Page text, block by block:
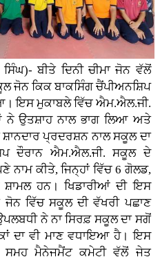
ਬੀਤੇ ਦਿਨੀ ਚੀਮਾ ਜੋਨ ਵੱਲੋਂ
ਜੋਨ ਕਿਕ ਬਾਕਸਿੰਗ ਚੈਂਪੀਅਨਸ਼ਿਪ
ਇਸ ਮੁਕਾਬਲੇ ਵਿੱਚ ਐਮ.ਐਲ.ਜੀ.
ਨੇ ਉਤਸ਼ਾਹ ਨਾਲ ਭਾਗ ਲਿਆ ਅਤੇ
ਪ੍ਰਦਰਸ਼ਨ ਨਾਲ ਸਕੂਲ ਦਾ
ਦੌਰਾਨ ਐਮ.ਐਲ.ਜੀ. ਸਕੂਲ ਦੇ
ਕੀਤੇ, ਜਿਨ੍ਹਾਂ ਵਿੱਚ 6 ਗੋਲਡ,
ਹਨ। ਖਿਡਾਰੀਆਂ ਦੀ ਇਸ
ਜੋਨ ਵਿੱਚ ਸਕੂਲ ਦੀ ਵੱਖਰੀ ਪਛਾਣ
ਨੇ ਨਾ ਸਿਰਫ਼ ਸਕੂਲ ਦਾ ਸਗੋਂ
ਦਾ ਵੀ ਮਾਣ ਵਧਾਇਆ ਹੈ। ਇਸ
ਮੈਨੇਜਮੈਂਟ ਕਮੇਟੀ ਵੱਲੋਂ ਜੇਤੂ